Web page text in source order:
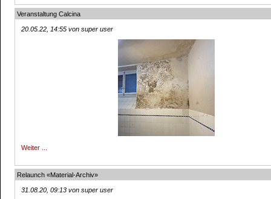
Veranstaltung Calcina
20.05.22, 14:55 von super user
Weiter ...
Relaunch «Material-Archiv»
31.08.20, 09:13 von super user